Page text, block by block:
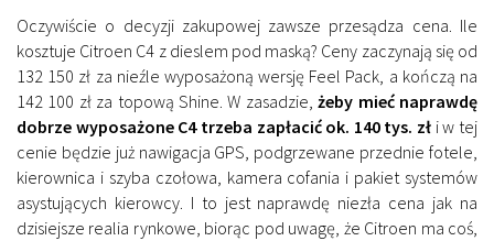
Oczywiście o decyzji zakupowej zawsze przesądza cena. Ile
kosztuje Citroen C4 z dieslem pod maską? Ceny zaczynają się od
132 150 zł za nieźle wyposażoną wersję Feel Pack, a kończą na
142 100 zł za topową Shine. W zasadzie,żeby mieć naprawdę
dobrze wyposażone C4 trzeba zapłacić ok. 140 tys. zł i w tej
cenie będzie już nawigacja GPS, podgrzewane przednie fotele,
kierownica i szyba czołowa, kamera cofania i pakiet systemów
asystujących kierowcy. I to jest naprawdę niezła cena jak na
dzisiejsze realia rynkowe, biorąc pod uwagę, że Citroen ma coś,